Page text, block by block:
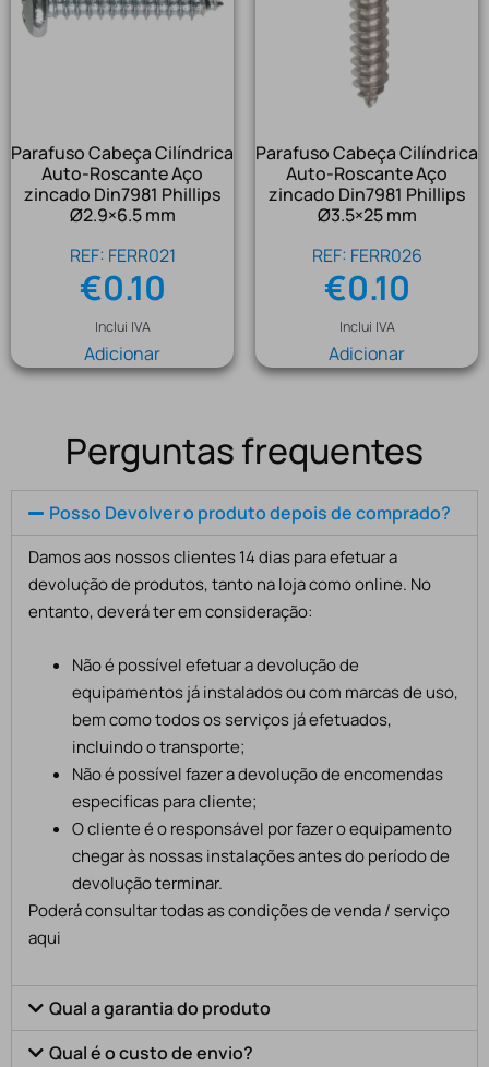
Parafuso Cabeça Cilíndrica
Auto-Roscante Aço
zincado Din7981 Phillips
Ø2.9×6.5 mm
REF: FERR021
€0.10
Inclui IVA
Adicionar
Parafuso Cabeça Cilíndrica
Auto-Roscante Aço
zincado Din7981 Phillips
Ø3.5×25 mm
REF: FERR026
€0.10
Inclui IVA
Adicionar
Perguntas frequentes
Posso Devolver o produto depois de comprado?
Damos aos nossos clientes 14 dias para efetuar a
devolução de produtos, tanto na loja como online. No
entanto, deverá ter em consideração:
Não é possível efetuar a devolução de
equipamentos já instalados ou com marcas de uso,
bem como todos os serviços já efetuados,
incluindo o transporte;
Não é possível fazer a devolução de encomendas
especificas para cliente;
O cliente é o responsável por fazer o equipamento
chegar às nossas instalações antes do período de
devolução terminar.
Poderá consultar todas as condições de venda / serviço
aqui
Qual a garantia do produto
Qual é o custo de envio?